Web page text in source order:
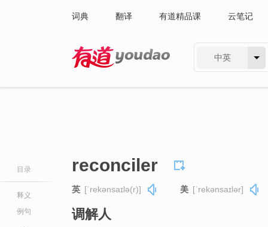
词典 翻译 有道精品课 云笔记
中英
目录
释义
例句
reconciler
英 [ˈrekənsaɪlə(r)] 美 [ˈrekənsaɪlər]
调解人